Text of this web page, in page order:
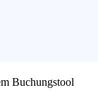
Buchungstool